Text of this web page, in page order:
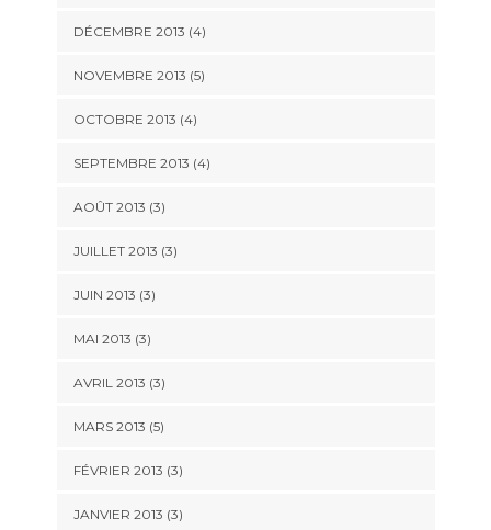
DÉCEMBRE 2013 (4)
NOVEMBRE 2013 (5)
OCTOBRE 2013 (4)
SEPTEMBRE 2013 (4)
AOÛT 2013 (3)
JUILLET 2013 (3)
JUIN 2013 (3)
MAI 2013 (3)
AVRIL 2013 (3)
MARS 2013 (5)
FÉVRIER 2013 (3)
JANVIER 2013 (3)